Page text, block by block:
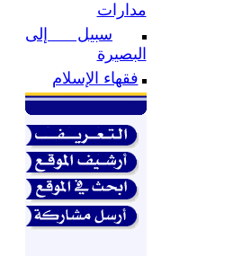
مدارات
سبيل إلى
البصيرة
فقهاء الإسلام